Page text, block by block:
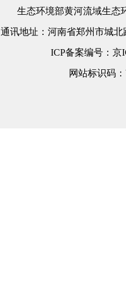
生态环境部黄河流域生态
通讯地址： 河南省郑州市城北
ICP备案编号： 京
网站标识码：